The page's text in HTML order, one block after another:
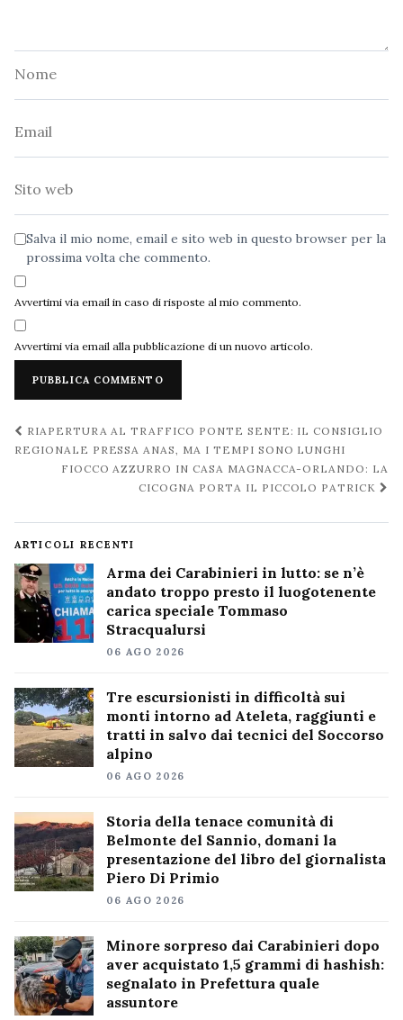
Salva il mio nome, email e sito web in questo browser per la
prossima volta che commento.
Avvertimi via email in caso di risposte al mio commento.
Avvertimi via email alla pubblicazione di un nuovo articolo.
Navigazione
post
RIAPERTURA AL TRAFFICO PONTE SENTE: IL CONSIGLIO
REGIONALE PRESSA ANAS, MA I TEMPI SONO LUNGHI
FIOCCO AZZURRO IN CASA MAGNACCA-ORLANDO: LA
CICOGNA PORTA IL PICCOLO PATRICK
ARTICOLI RECENTI
Arma dei Carabinieri in lutto: se n’è
andato troppo presto il luogotenente
carica speciale Tommaso
Stracqualursi
06 AGO 2026
Tre escursionisti in difficoltà sui
monti intorno ad Ateleta, raggiunti e
tratti in salvo dai tecnici del Soccorso
alpino
06 AGO 2026
Storia della tenace comunità di
Belmonte del Sannio, domani la
presentazione del libro del giornalista
Piero Di Primio
06 AGO 2026
Minore sorpreso dai Carabinieri dopo
aver acquistato 1,5 grammi di hashish:
segnalato in Prefettura quale
assuntore